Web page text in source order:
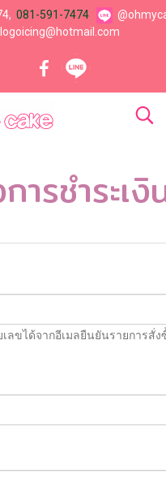
081-591-7474
logoicing@hotmail.com
ารชำระเงิ
ลขได้จากอีเมลยืนยันรายการสั่ง